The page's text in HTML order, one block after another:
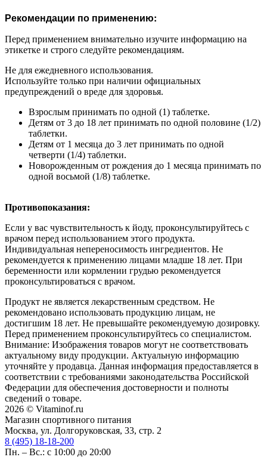
Рекомендации по применению:
Перед применением внимательно изучите информацию на
этикетке и строго следуйте рекомендациям.
Не для ежедневного использования.
Используйте только при наличии официальных
предупреждений о вреде для здоровья.
Взрослым принимать по одной (1) таблетке.
Детям от 3 до 18 лет принимать по одной половине (1/2)
таблетки.
Детям от 1 месяца до 3 лет принимать по одной
четверти (1/4) таблетки.
Новорожденным от рождения до 1 месяца принимать по
одной восьмой (1/8) таблетке.
Противопоказания:
Если у вас чувствительность к йоду, проконсультируйтесь с
врачом перед использованием этого продукта.
Индивидуальная непереносимость ингредиентов. Не
рекомендуется к применению лицами младше 18 лет. При
беременности или кормлении грудью рекомендуется
проконсультироваться с врачом.
Продукт не является лекарственным средством. Не
рекомендовано использовать продукцию лицам, не
достигшим 18 лет. Не превышайте рекомендуемую дозировку.
Перед применением проконсультируйтесь со специалистом.
Внимание: Изображения товаров могут не соответствовать
актуальному виду продукции. Актуальную информацию
уточняйте у продавца. Данная информация предоставляется в
соответствии с требованиями законодательства Российской
Федерации для обеспечения достоверности и полноты
сведений о товаре.
2026 © Vitaminof.ru
Магазин спортивного питания
Москва, ул. Долгоруковская, 33, стр. 2
8 (495) 18-18-200
Пн. – Вс.: с 10:00 до 20:00